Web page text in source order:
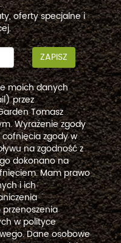
oferty specjalne i
ZAPISZ
moich danych
przez
Tomasz
Wyrażenie zgody
zgody w
na zgodność z
dokonano na
Mam prawo
i ich
w polityce
Dane osobowe